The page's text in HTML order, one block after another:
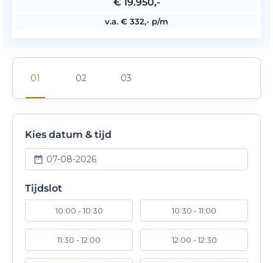
v.a. € 332,- p/m
Kies datum & tijd
07-08-2026
Tijdslot
10:00 - 10:30 10:30 - 11:00
11:30 - 12:00 12:00 - 12:30